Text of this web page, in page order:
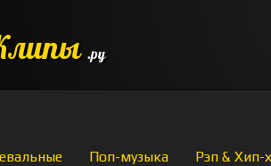
.ру
Поп-музыка Рэп & Хип-